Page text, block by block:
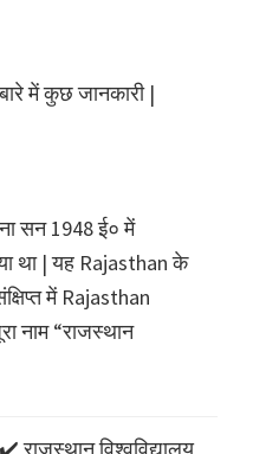
में कुछ जानकारी |
सन 1948 ई० में
था | यह Rajasthan के
में Rajasthan
नाम “राजस्थान